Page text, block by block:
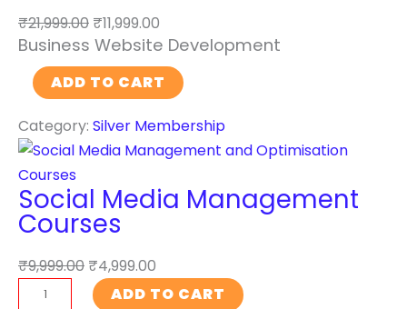
₹21,999.00 ₹11,999.00
Business Website Development
s
i
n
e
s
W
ADD TO CART
Category: Silver Membership
Social Media Management
Courses
₹9,999.00 ₹4,999.00
ADD TO CART